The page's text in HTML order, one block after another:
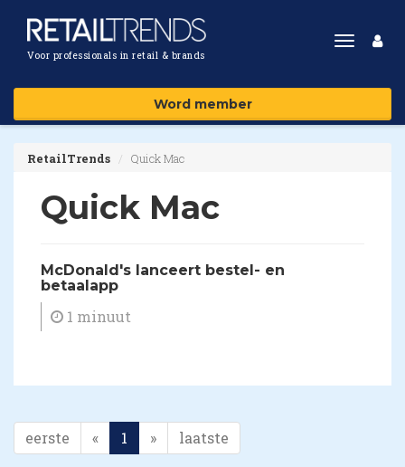
Voor professionals in retail & brands
Toggle
Word member
RetailTrends Quick Mac
Quick Mac
McDonald's lanceert bestel- en
betaalapp
1 minuut
eerste « 1 » laatste